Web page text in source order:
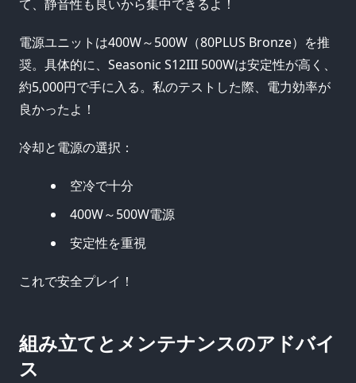
て、静音性も良いから集中できるよ！
電源ユニットは400W～500W（80PLUS Bronze）を推
奨。具体的に、Seasonic S12III 500Wは安定性が高く、
約5,000円で手に入る。私のテストした際、電力効率が
良かったよ！
冷却と電源の選択：
空冷で十分
400W～500W電源
安定性を重視
これで安全プレイ！
組み立てとメンテナンスのアドバイ
ス